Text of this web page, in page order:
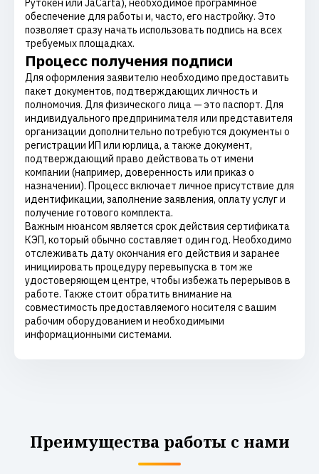
Рутокен или JaCarta), необходимое программное
обеспечение для работы и, часто, его настройку. Это
позволяет сразу начать использовать подпись на всех
требуемых площадках.
Процесс получения подписи
Для оформления заявителю необходимо предоставить
пакет документов, подтверждающих личность и
полномочия. Для физического лица — это паспорт. Для
индивидуального предпринимателя или представителя
организации дополнительно потребуются документы о
регистрации ИП или юрлица, а также документ,
подтверждающий право действовать от имени
компании (например, доверенность или приказ о
назначении). Процесс включает личное присутствие для
идентификации, заполнение заявления, оплату услуг и
получение готового комплекта.
Важным нюансом является срок действия сертификата
КЭП, который обычно составляет один год. Необходимо
отслеживать дату окончания его действия и заранее
инициировать процедуру перевыпуска в том же
удостоверяющем центре, чтобы избежать перерывов в
работе. Также стоит обратить внимание на
совместимость предоставляемого носителя с вашим
рабочим оборудованием и необходимыми
информационными системами.
Преимущества работы с нами